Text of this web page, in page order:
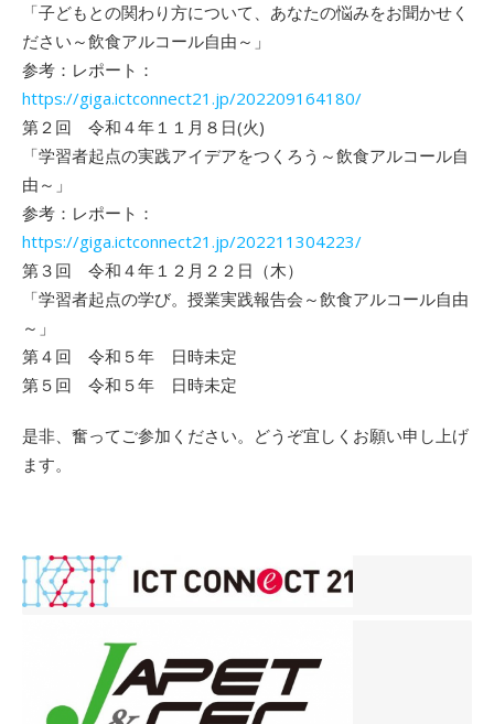
「子どもとの関わり方について、あなたの悩みをお聞かせく
ださい～飲食アルコール自由～」
参考：レポート：
https://giga.ictconnect21.jp/202209164180/
第２回 令和４年１１月８日(火)
「学習者起点の実践アイデアをつくろう～飲食アルコール自
由～」
参考：レポート：
https://giga.ictconnect21.jp/202211304223/
第３回 令和４年１２月２２日（木）
「学習者起点の学び。授業実践報告会～飲食アルコール自由
～」
第４回 令和５年 日時未定
第５回 令和５年 日時未定
是非、奮ってご参加ください。どうぞ宜しくお願い申し上げ
ます。